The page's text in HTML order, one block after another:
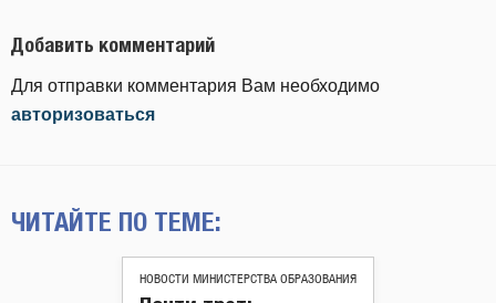
Добавить комментарий
Для отправки комментария Вам необходимо
авторизоваться
ЧИТАЙТЕ ПО ТЕМЕ:
НОВОСТИ МИНИСТЕРСТВА ОБРАЗОВАНИЯ